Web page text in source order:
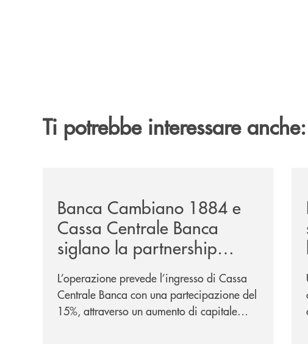
Ti potrebbe interessare anche:
Banca Cambiano 1884 e
Cassa Centrale Banca
siglano la partnership
strategica
L’operazione prevede l’ingresso di Cassa
Centrale Banca con una partecipazione del
15%, attraverso un aumento di capitale